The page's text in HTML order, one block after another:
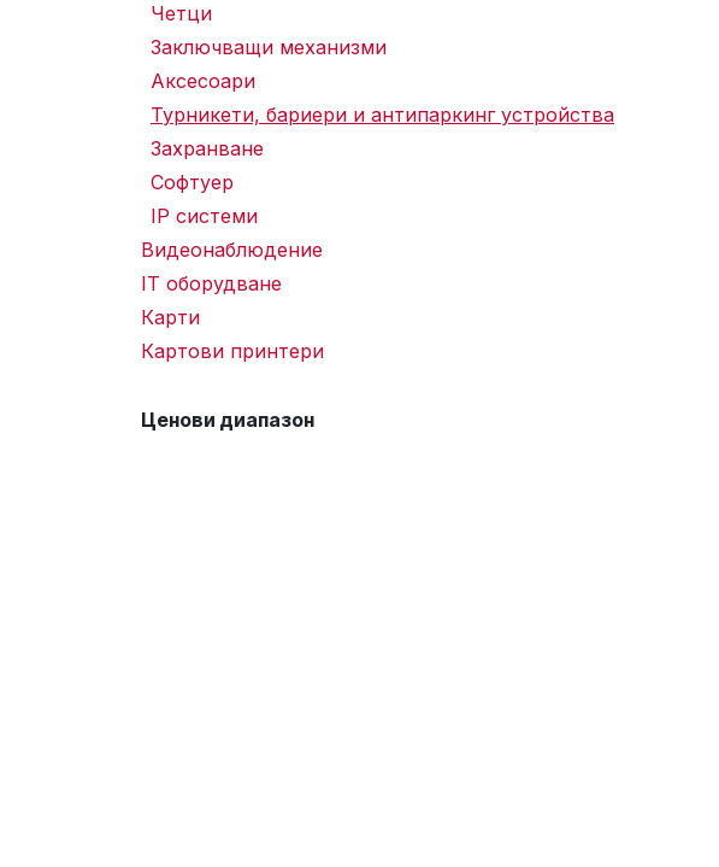
Четци
Заключващи механизми
Аксесоари
Турникети, бариери и антипаркинг устройства
Захранване
Софтуер
IP системи
Видеонаблюдение
IT оборудване
Карти
Картови принтери
Ценови диапазон